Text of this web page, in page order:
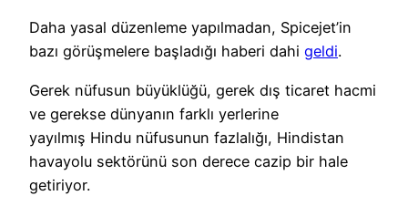
Daha yasal düzenleme yapılmadan, Spicejet’in
bazı görüşmelere başladığı haberi dahi geldi.
Gerek nüfusun büyüklüğü, gerek dış ticaret hacmi
ve gerekse dünyanın farklı yerlerine
yayılmış Hindu nüfusunun fazlalığı, Hindistan
havayolu sektörünü son derece cazip bir hale
getiriyor.